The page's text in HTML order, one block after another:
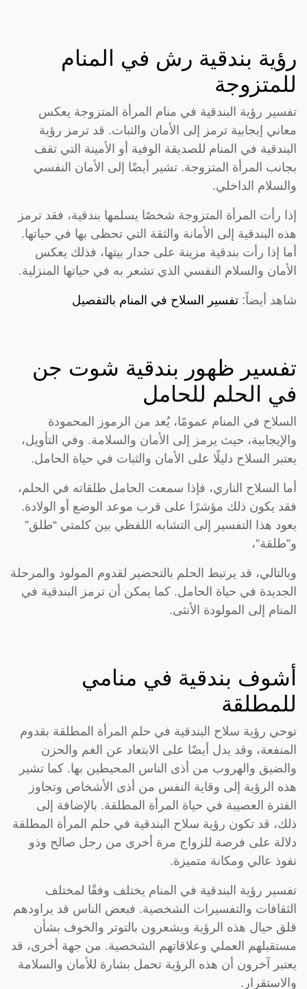
رؤية بندقية رش في المنام
للمتزوجة
تفسير رؤية البندقية في منام المرأة المتزوجة يعكس
معاني إيجابية ترمز إلى الأمان والثبات. قد ترمز رؤية
البندقية في المنام للصديقة الوفية أو الأمينة التي تقف
بجانب المرأة المتزوجة. تشير أيضًا إلى الأمان النفسي
والسلام الداخلي.
إذا رأت المرأة المتزوجة شخصًا يسلمها بندقية، فقد ترمز
هذه البندقية إلى الأمانة والثقة التي تحظى بها في حياتها.
أما إذا رأت بندقية مزينة على جدار بيتها، فذلك يعكس
الأمان والسلام النفسي الذي تشعر به في حياتها المنزلية.
شاهد أيضاً: تفسير السلاح في المنام بالتفصيل
تفسير ظهور بندقية شوت جن
في الحلم للحامل
السلاح في المنام عمومًا، يُعد من الرموز المحمودة
والإيجابية، حيث يرمز إلى الأمان والسلامة. وفي التأويل،
يعتبر السلاح دليلًا على الأمان والثبات في حياة الحامل.
أما السلاح الناري، فإذا سمعت الحامل طلقاته في الحلم،
فقد يكون ذلك مؤشرًا على قرب موعد الوضع أو الولادة.
يعود هذا التفسير إلى التشابه اللفظي بين كلمتي “طلق”
و”طلقة”،
وبالتالي، قد يرتبط الحلم بالتحضير لقدوم المولود والمرحلة
الجديدة في حياة الحامل. كما يمكن أن ترمز البندقية في
المنام إلى المولودة الأنثى.
أشوف بندقية في منامي
للمطلقة
توحي رؤية سلاح البندقية في حلم المرأة المطلقة بقدوم
المنفعة، وقد يدل أيضًا على الابتعاد عن الغم والحزن
والضيق والهروب من أذى الناس المحيطين بها. كما تشير
هذه الرؤية إلى وقاية النفس من أذى الأشخاص وتجاوز
الفترة العصيبة في حياة المرأة المطلقة. بالإضافة إلى
ذلك، قد تكون رؤية سلاح البندقية في حلم المرأة المطلقة
دلالة على فرصة للزواج مرة أخرى من رجل صالح وذو
نفوذ عالي ومكانة متميزة.
تفسير رؤية البندقية في المنام يختلف وفقًا لمختلف
الثقافات والتفسيرات الشخصية. فبعض الناس قد يراودهم
قلق حيال هذه الرؤية ويشعرون بالتوتر والخوف بشأن
مستقبلهم العملي وعلاقاتهم الشخصية. من جهة أخرى، قد
يعتبر آخرون أن هذه الرؤية تحمل بشارة للأمان والسلامة
والاستقرار.